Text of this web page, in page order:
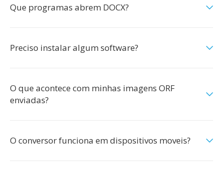
Que programas abrem DOCX?
Preciso instalar algum software?
O que acontece com minhas imagens ORF
enviadas?
O conversor funciona em dispositivos moveis?